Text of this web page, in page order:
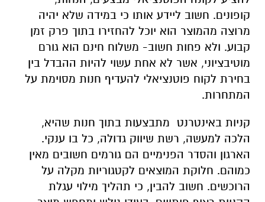
קופונים. חשוב ליידע אותו כי במידה שלא יהיה
מרוצה מהמוצר הוא יוכל להחזירו בתוך פרק זמן
קבוע. ולא פחות חשוב- משלוח חינם הוא גורם
מוטיבציוני, אשר לא אחת עשוי להיות ההבדל בין
בחירת לקוח פוטנציאלי להעדיף חנות מסוימת על
המתחרות.
קניות באינטרנט מתבצעות בתוך חנות שהיא,
הלכה למעשה, רשת שיווק גדולה, כל בו ענקי.
הארגון והסדר הפנימיים הם גורמים חשובים מאין
כמוהם. חלוקת המוצאים לקטגוריות מקלה על
הרוכשים. חשוב להבין, כי תהליך מילוי עגלת